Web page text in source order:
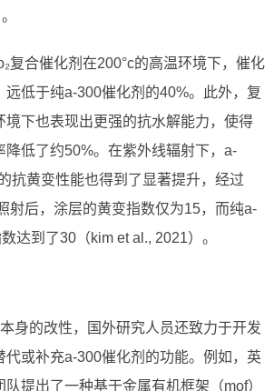
复合催化剂在200°c的高温环境下，催化
远低于纯a-300催化剂的40%。此外，复
境下也表现出更强的抗水解能力，使得
降低了约50%。在紫外线辐射下，a-
抗黄变性能也得到了显著提升，经过
射后，涂层的黄变指数仅为15，而纯a-
达到了30（kim et al., 2021）。
身的改性，国外研究人员还致力于开发
代或补充a-300催化剂的功能。例如，英
提出了一种基于金属有机框架（mof）